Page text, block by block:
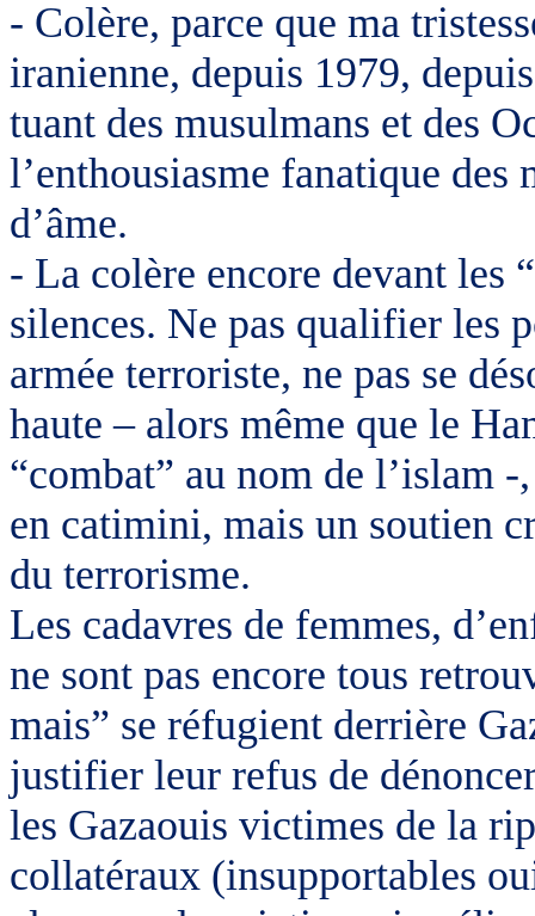
- Colère, parce que ma
iranienne, depuis 1979,
tuant des musulmans et des
l’enthousiasme fanatique des
d’âme.
- La colère encore devant les “
silences. Ne pas qualifier les
armée terroriste, ne pas se
haute – alors même que le
“combat” au nom de l’islam -
en catimini, mais un soutien
du terrorisme.
Les cadavres de femmes,
ne sont pas encore tous
mais” se réfugient derrière
justifier leur refus de
les Gazaouis victimes de la
collatéraux (insupportables